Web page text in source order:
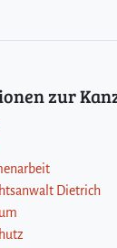
zur
Dietrich